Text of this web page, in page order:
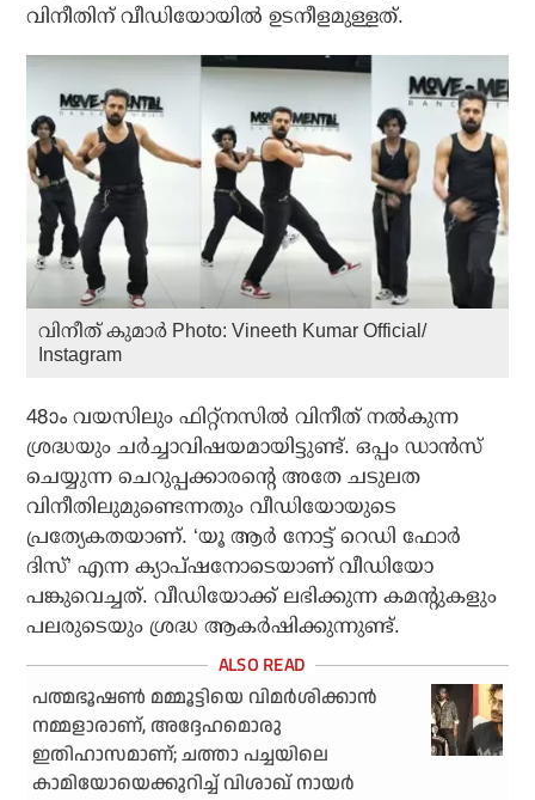
വിനീതിന് വീഡിയോയില്‍ ഉടനീളമുള്ളത്.
വിനീത് കുമാര്‍ Photo: Vineeth Kumar Official/
Instagram
48ാം വയസിലും ഫിറ്റ്‌നസില്‍ വിനീത് നല്‍കുന്ന
ശ്രദ്ധയും ചര്‍ച്ചാവിഷയമായിട്ടുണ്ട്. ഒപ്പം ഡാന്‍സ്
ചെയ്യുന്ന ചെറുപ്പക്കാരന്റെ അതേ ചടുലത
വിനീതിലുമുണ്ടെന്നതും വീഡിയോയുടെ
പ്രത്യേകതയാണ്. ‘യൂ ആര്‍ നോട്ട് റെഡി ഫോര്‍
ദിസ്’ എന്ന ക്യാപ്ഷനോടെയാണ് വീഡിയോ
പങ്കുവെച്ചത്. വീഡിയോക്ക് ലഭിക്കുന്ന കമന്റുകളും
പലരുടെയും ശ്രദ്ധ ആകര്‍ഷിക്കുന്നുണ്ട്.
പത്മഭൂഷണ്‍ മമ്മൂട്ടിയെ വിമര്‍ശിക്കാന്‍
നമ്മളാരാണ്, അദ്ദേഹമൊരു
ഇതിഹാസമാണ്; ചത്താ പച്ചയിലെ
കാമിയോയെക്കുറിച്ച് വിശാഖ് നായര്‍